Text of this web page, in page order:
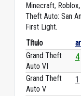
Minecraft,
Theft Auto: San
First Light.
Título
ar
Grand Theft
Auto VI
4
Grand Theft
Auto V
1